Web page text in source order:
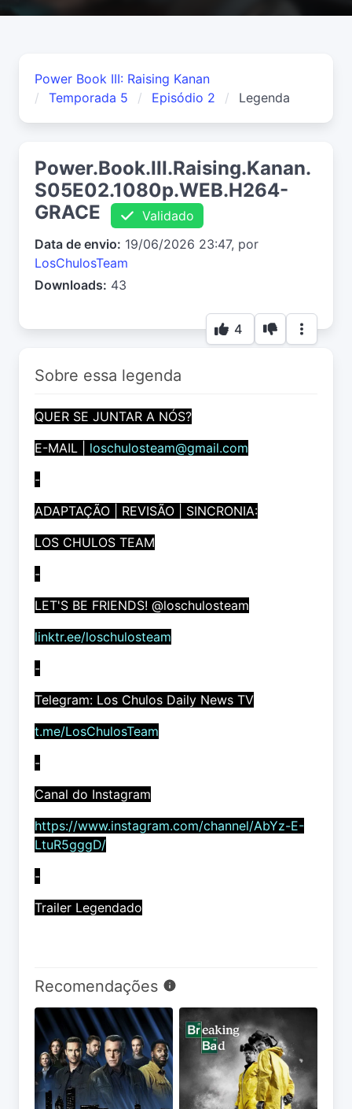
Power Book III: Raising Kanan
Temporada 5
Episódio 2 Legenda
Power.Book.III.Raising.Kanan.
S05E02.1080p.WEB.H264-
GRACE
Validado
Data de envio: 19/06/2026 23:47, por
LosChulosTeam
Downloads: 43
4
Sobre essa legenda
QUER SE JUNTAR A NÓS?
E-MAIL | loschulosteam@gmail.com
-
ADAPTAÇÃO | REVISÃO | SINCRONIA:
LOS CHULOS TEAM
-
LET'S BE FRIENDS! @loschulosteam
linktr.ee/loschulosteam
-
Telegram: Los Chulos Daily News TV
t.me/LosChulosTeam
-
Canal do Instagram
https://www.instagram.com/channel/AbYz-E-
LtuR5gggD/
-
Trailer Legendado
Recomendações